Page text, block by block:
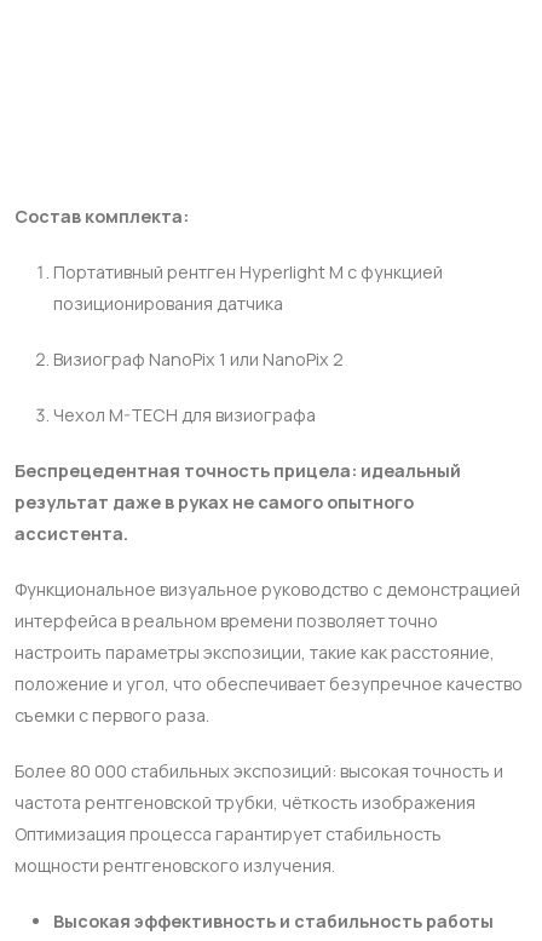
Состав комплекта:
Портативный рентген Hyperlight M с функцией
позиционирования датчика
Визиограф NanoPix 1 или NanoPix 2
Чехол M-TECH для визиографа
Беспрецедентная точность прицела: идеальный
результат даже в руках не самого опытного
ассистента.
Функциональное визуальное руководство с демонстрацией
интерфейса в реальном времени позволяет точно
настроить параметры экспозиции, такие как расстояние,
положение и угол, что обеспечивает безупречное качество
съемки с первого раза.
Более 80 000 стабильных экспозиций: высокая точность и
частота рентгеновской трубки, чёткость изображения
Оптимизация процесса гарантирует стабильность
мощности рентгеновского излучения.
Высокая эффективность и стабильность работы